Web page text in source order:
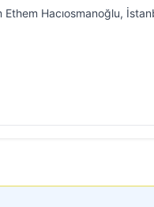
Hacıosmanoğlu,